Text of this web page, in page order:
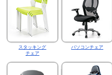
スタッキング
チェア
パソコンチェア